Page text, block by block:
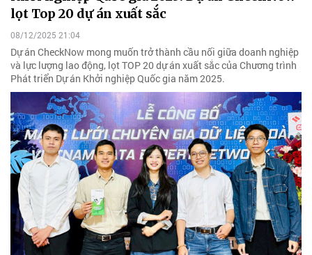
lọt Top 20 dự án xuất sắc
08/12/2025 21:04
Dự án CheckNow mong muốn trở thành cầu nối giữa doanh nghiệp
và lực lượng lao động, lọt TOP 20 dự án xuất sắc của Chương trình
Phát triển Dự án Khởi nghiệp Quốc gia năm 2025.